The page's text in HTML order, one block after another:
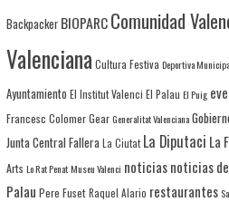
Backpacker BIOPARCComunidad
Valenciana Cultura Festiva Deportiva
Ayuntamiento El Institut Valenci El Palau El Puig
Francesc ColomerGear Generalitat Valenciana
Junta Central Fallera La Ciutat La Diputaci La
Arts Lo Rat Penat Museu Valenci noticiasnoticias
Palau Pere Fuset Raquel Alario restaurantes